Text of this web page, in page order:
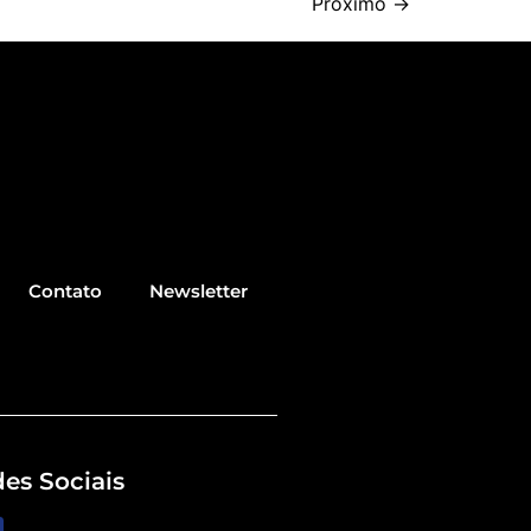
Contato Newsletter
Sociais